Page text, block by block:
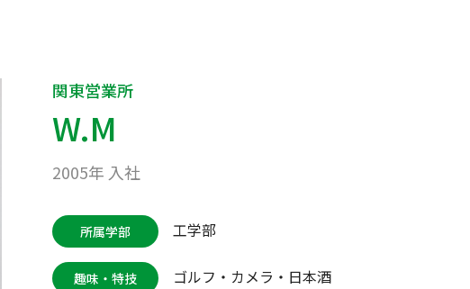
関東営業所
W.M
2005年 入社
所属学部 工学部
趣味・特技 ゴルフ・カメラ・日本酒